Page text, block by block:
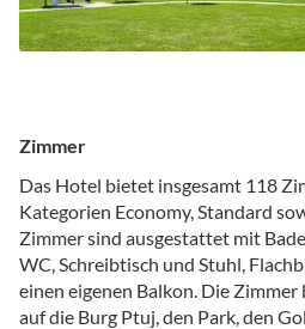
Zimmer
Das Hotel bietet insgesamt 118
Kategorien Economy, Standard
Zimmer sind ausgestattet mit
WC, Schreibtisch und Stuhl,
einen eigenen Balkon. Die
auf die Burg Ptuj, den Park, den